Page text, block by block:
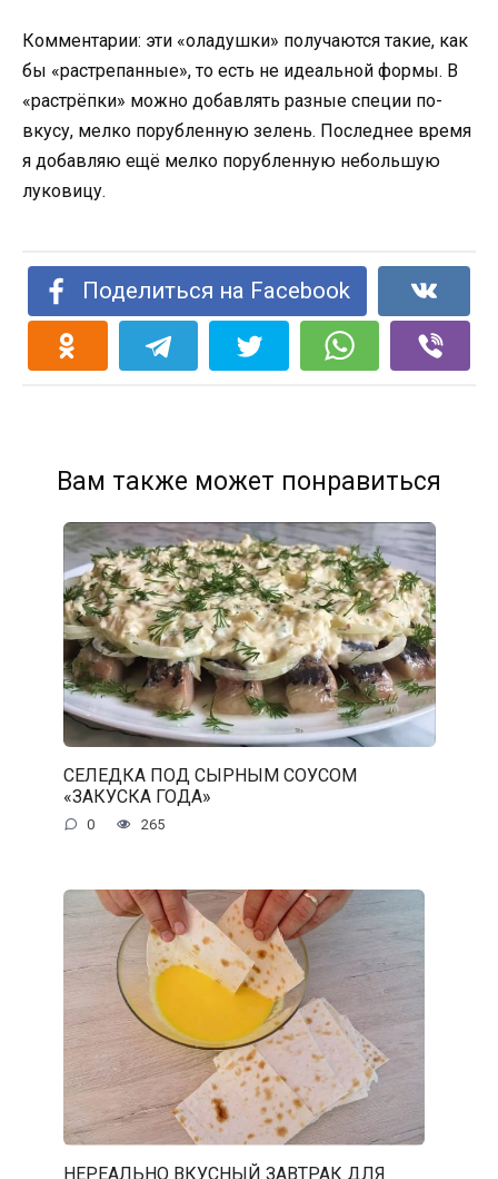
Комментарии: эти «оладушки» получаются такие, как
бы «растрепанные», то есть не идеальной формы. В
«растрёпки» можно добавлять разные специи по-
вкусу, мелко порубленную зелень. Последнее время
я добавляю ещё мелко порубленную небольшую
луковицу.
Поделиться на Facebook
Вам также может понравиться
СЕЛЕДКА ПОД СЫРНЫМ СОУСОМ
«ЗАКУСКА ГОДА»
0 265
НЕРЕАЛЬНО ВКУСНЫЙ ЗАВТРАК ДЛЯ